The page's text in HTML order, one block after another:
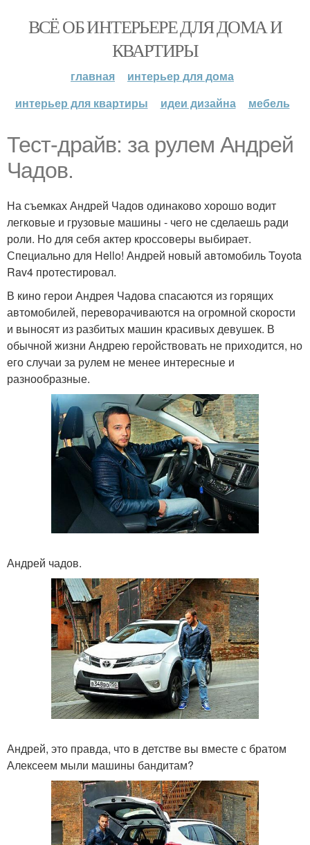
ВСЁ ОБ ИНТЕРЬЕРЕ ДЛЯ ДОМА И
КВАРТИРЫ
главная
интерьер для дома
интерьер для квартиры
идеи дизайна мебель
Тест-драйв: за рулем Андрей
Чадов.
На съемках Андрей Чадов одинаково хорошо водит
легковые и грузовые машины - чего не сделаешь ради
роли. Но для себя актер кроссоверы выбирает.
Специально для Hello! Андрей новый автомобиль Toyota
Rav4 протестировал.
В кино герои Андрея Чадова спасаются из горящих
автомобилей, переворачиваются на огромной скорости
и выносят из разбитых машин красивых девушек. В
обычной жизни Андрею геройствовать не приходится, но
его случаи за рулем не менее интересные и
разнообразные.
Андрей чадов.
Андрей, это правда, что в детстве вы вместе с братом
Алексеем мыли машины бандитам?